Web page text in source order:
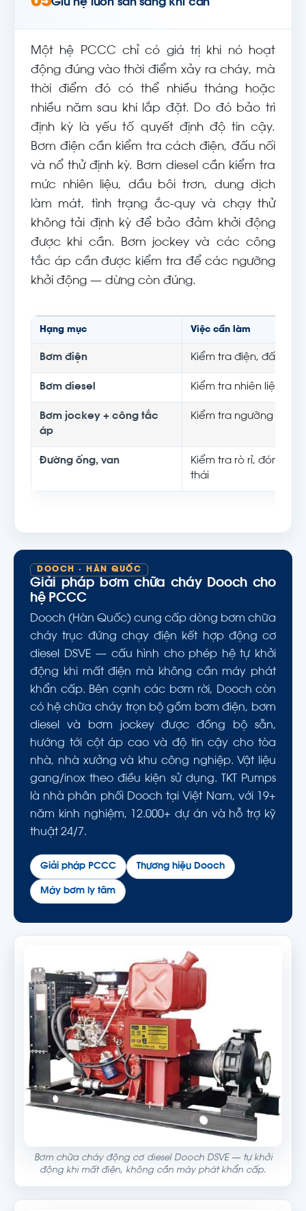
Giữ hệ luôn sẵn sàng khi cần
Một hệ PCCC chỉ có giá trị khi nó hoạt
động đúng vào thời điểm xảy ra cháy, mà
thời điểm đó có thể nhiều tháng hoặc
nhiều năm sau khi lắp đặt. Do đó bảo trì
định kỳ là yếu tố quyết định độ tin cậy.
Bơm điện cần kiểm tra cách điện, đấu nối
và nổ thử định kỳ. Bơm diesel cần kiểm tra
mức nhiên liệu, dầu bôi trơn, dung dịch
làm mát, tình trạng ắc-quy và chạy thử
không tải định kỳ để bảo đảm khởi động
được khi cần. Bơm jockey và các công
tắc áp cần được kiểm tra để các ngưỡng
khởi động — dừng còn đúng.
Hạng mục Việc cần làm
Bơm điện Kiểm tra điện, đấu nối,
Bơm diesel Kiểm tra nhiên liệu,
Bơm jockey + công tắc
áp
Kiểm tra ngưỡng áp,
Đường ống, van
Kiểm tra rò rỉ, đóng/
thái
DOOCH · HÀN QUỐC
Giải pháp bơm chữa cháy Dooch cho
hệ PCCC
Dooch (Hàn Quốc) cung cấp dòng bơm chữa
cháy trục đứng chạy điện kết hợp động cơ
diesel DSVE — cấu hình cho phép hệ tự khởi
động khi mất điện mà không cần máy phát
khẩn cấp. Bên cạnh các bơm rời, Dooch còn
có hệ chữa cháy trọn bộ gồm bơm điện, bơm
diesel và bơm jockey được đồng bộ sẵn,
hướng tới cột áp cao và độ tin cậy cho tòa
nhà, nhà xưởng và khu công nghiệp. Vật liệu
gang/inox theo điều kiện sử dụng. TKT Pumps
là nhà phân phối Dooch tại Việt Nam, với 19+
năm kinh nghiệm, 12.000+ dự án và hỗ trợ kỹ
thuật 24/7.
Giải pháp PCCC Thương hiệu Dooch
Máy bơm ly tâm
Bơm chữa cháy động cơ diesel Dooch DSVE — tự khởi
động khi mất điện, không cần máy phát khẩn cấp.